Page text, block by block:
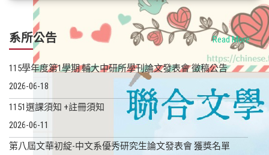
系所公告
115學年度第1學期 輔大中研所學刊​論文發表會 徵稿公告
2026-06-18
1151選課須知 +註冊須知
2026-06-11
第八屆文華初綻-中文系優秀研究生論文發表會 獲獎名單
Read More